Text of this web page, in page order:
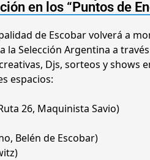
en los “Puntos de
de Escobar volverá a
la Selección Argentina a
Djs, sorteos y shows
espacios:
26, Maquinista Savio)
Belén de Escobar)